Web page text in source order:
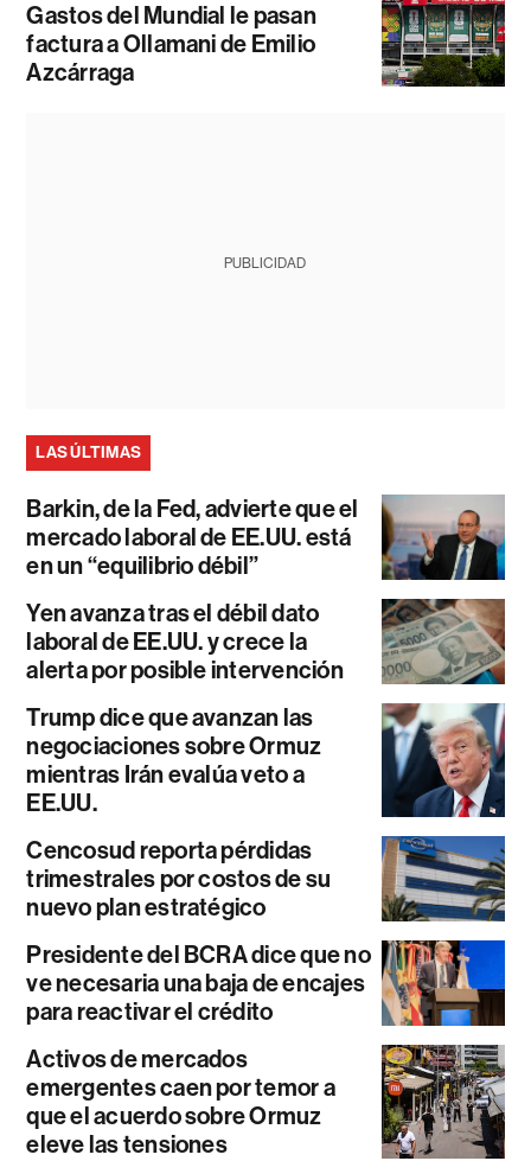
Gastos del Mundial le pasan
factura a Ollamani de Emilio
Azcárraga
PUBLICIDAD
LAS ÚLTIMAS
Barkin, de la Fed, advierte que el
mercado laboral de EE.UU. está
en un “equilibrio débil”
Yen avanza tras el débil dato
laboral de EE.UU. y crece la
alerta por posible intervención
Trump dice que avanzan las
negociaciones sobre Ormuz
mientras Irán evalúa veto a
EE.UU.
Cencosud reporta pérdidas
trimestrales por costos de su
nuevo plan estratégico
Presidente del BCRA dice que no
ve necesaria una baja de encajes
para reactivar el crédito
Activos de mercados
emergentes caen por temor a
que el acuerdo sobre Ormuz
eleve las tensiones